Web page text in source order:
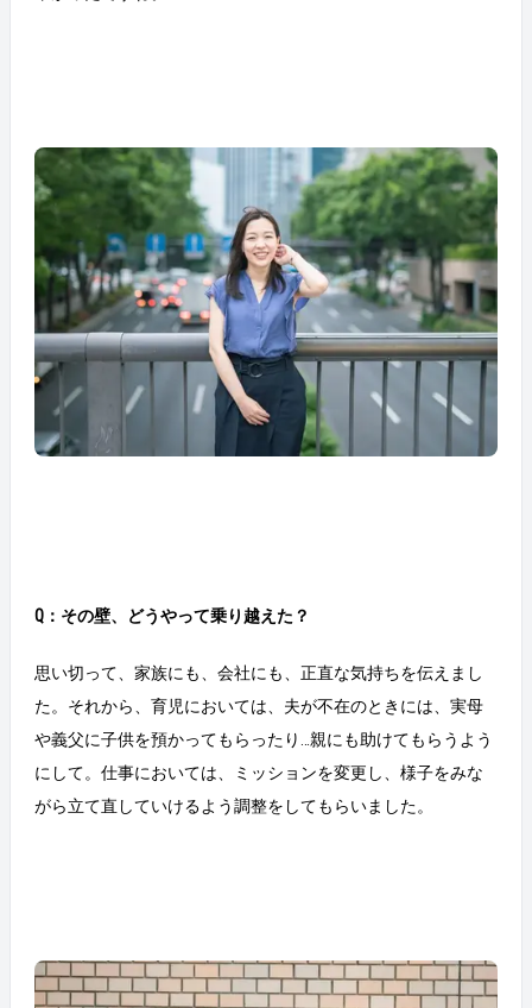
Q：その壁、どうやって乗り越えた？
思い切って、家族にも、会社にも、正直な気持ちを伝えまし
た。それから、育児においては、夫が不在のときには、実母
や義父に子供を預かってもらったり…親にも助けてもらうよう
にして。仕事においては、ミッションを変更し、様子をみな
がら立て直していけるよう調整をしてもらいました。